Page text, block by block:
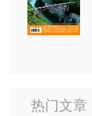
热门文章